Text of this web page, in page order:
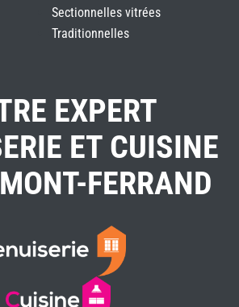
Sectionnelles vitrées
Traditionnelles
EXPERT
ET CUISINE
FERRAND